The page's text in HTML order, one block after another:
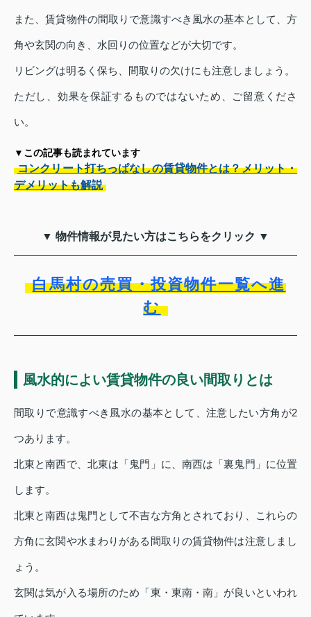
また、賃貸物件の間取りで意識すべき風水の基本として、方
角や玄関の向き、水回りの位置などが大切です。
リビングは明るく保ち、間取りの欠けにも注意しましょう。
ただし、効果を保証するものではないため、ご留意くださ
い。
▼この記事も読まれています
コンクリート打ちっぱなしの賃貸物件とは？メリット・
デメリットも解説
▼ 物件情報が見たい方はこちらをクリック ▼
白馬村の売買・投資物件一覧へ進
む
風水的によい賃貸物件の良い間取りとは
間取りで意識すべき風水の基本として、注意したい方角が2
つあります。
北東と南西で、北東は「鬼門」に、南西は「裏鬼門」に位置
します。
北東と南西は鬼門として不吉な方角とされており、これらの
方角に玄関や水まわりがある間取りの賃貸物件は注意しまし
ょう。
玄関は気が入る場所のため「東・東南・南」が良いといわれ